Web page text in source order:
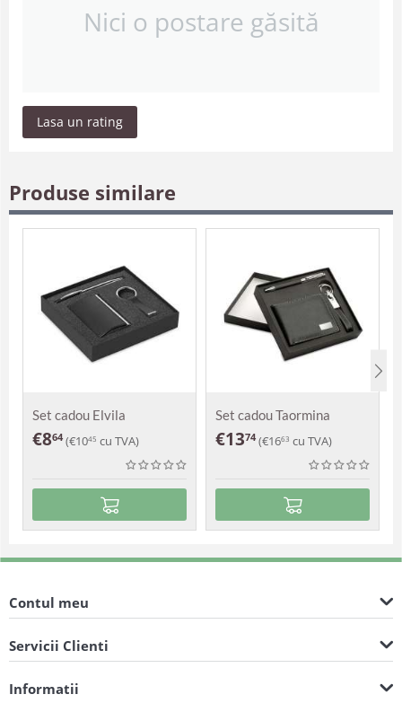
Nici o postare găsită
Lasa un rating
Produse similare
Set cadou Elvila
€864 (€1045 cu TVA)
Set cadou Taormina
€1374 (€1663 cu TVA)
Contul meu
Servicii Clienti
Informatii